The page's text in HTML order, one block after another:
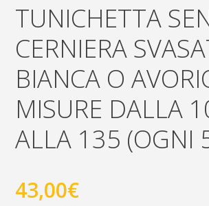
TUNICHETTA
CERNIERA
BIANCA O
MISURE DALLA
ALLA 135 (OGNI
43,00€